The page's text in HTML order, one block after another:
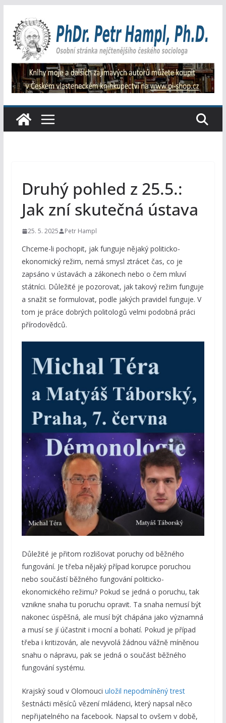
obsah
Druhý pohled z 25.5.:
Jak zní skutečná ústava
25. 5. 2025 Petr Hampl
Chceme-li pochopit, jak funguje nějaký politicko-
ekonomický režim, nemá smysl ztrácet čas, co je
zapsáno v ústavách a zákonech nebo o čem mluví
státníci. Důležité je pozorovat, jak takový režim funguje
a snažit se formulovat, podle jakých pravidel funguje. V
tom je práce dobrých politologů velmi podobná práci
přírodovědců.
Důležité je přitom rozlišovat poruchy od běžného
fungování. Je třeba nějaký případ korupce poruchou
nebo součástí běžného fungování politicko-
ekonomického režimu? Pokud se jedná o poruchu, tak
vznikne snaha tu poruchu opravit. Ta snaha nemusí být
nakonec úspěšná, ale musí být chápána jako významná
a musí se jí účastnit i mocní a bohatí. Pokud je případ
třeba i kritizován, ale nevyvolá žádnou vážně míněnou
snahu o nápravu, pak se jedná o součást běžného
fungování systému.
Krajský soud v Olomouci uložil nepodmíněný trest
šestnácti měsíců vězení mládenci, který napsal něco
nepřijatelného na facebook. Napsal to ovšem v době,